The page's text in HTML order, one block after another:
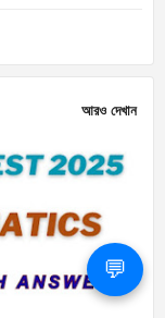
আরও দেখান
💬